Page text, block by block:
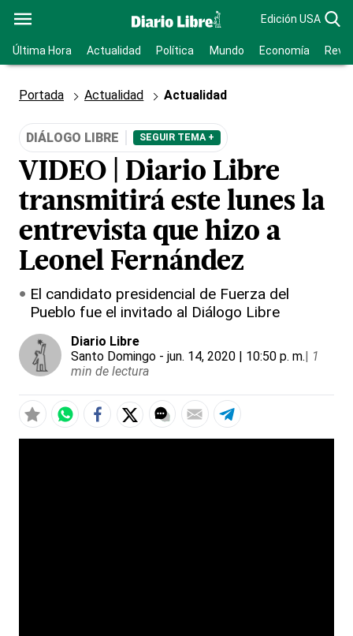
Edición USA
Última Hora Actualidad Política Mundo Economía
Portada Actualidad Actualidad
DIÁLOGO LIBRE SEGUIR TEMA +
VIDEO | Diario Libre
transmitirá este lunes la
entrevista que hizo a
Leonel Fernández
El candidato presidencial de Fuerza del
Pueblo fue el invitado al Diálogo Libre
Diario Libre
Santo Domingo - jun. 14, 2020 | 10:50 p. m.| 1
min de lectura